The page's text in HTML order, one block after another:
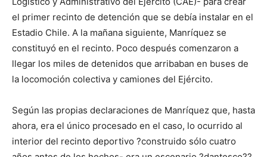
el primer recinto de detención que se debía instalar en el
Estadio Chile. A la mañana siguiente, Manríquez se
constituyó en el recinto. Poco después comenzaron a
llegar los miles de detenidos que arribaban en buses de
la locomoción colectiva y camiones del Ejército.
Según las propias declaraciones de Manríquez que, hasta
ahora, era el único procesado en el caso, lo ocurrido al
interior del recinto deportivo ?construido sólo cuatro